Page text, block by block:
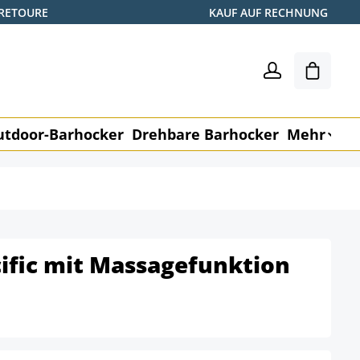
KAUF AUF RECHNUNG
Barhocker Drehbare Barhocker Mehr
mit Massagefunktion